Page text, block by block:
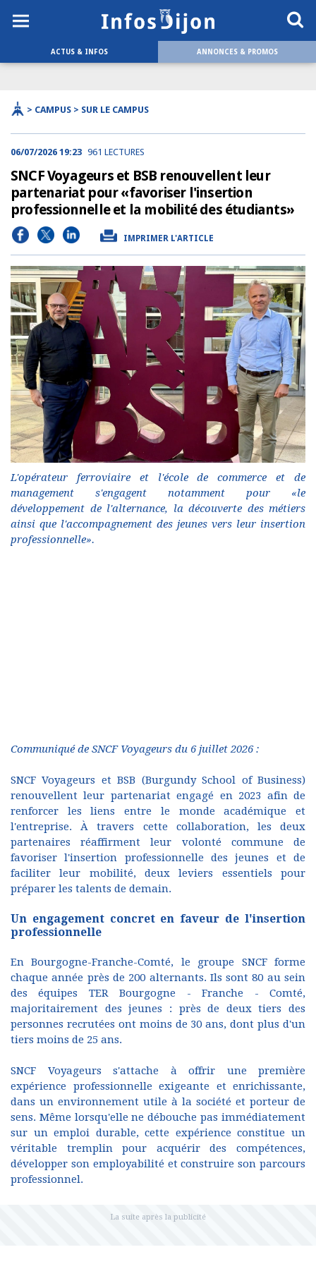
ACTUS & INFOS ANNONCES & PROMOS
> CAMPUS > SUR LE CAMPUS
06/07/2026 19:23 961 LECTURES
SNCF Voyageurs et BSB renouvellent leur
partenariat pour «favoriser l'insertion
professionnelle et la mobilité des étudiants»
IMPRIMER L'ARTICLE
L'opérateur ferroviaire et l'école de commerce et de
management s'engagent notamment pour «le
développement de l'alternance, la découverte des métiers
ainsi que l'accompagnement des jeunes vers leur insertion
professionnelle».
Communiqué de SNCF Voyageurs du 6 juillet 2026 :
SNCF Voyageurs et BSB (Burgundy School of Business)
renouvellent leur partenariat engagé en 2023 afin de
renforcer les liens entre le monde académique et
l'entreprise. À travers cette collaboration, les deux
partenaires réaffirment leur volonté commune de
favoriser l'insertion professionnelle des jeunes et de
faciliter leur mobilité, deux leviers essentiels pour
préparer les talents de demain.
Un engagement concret en faveur de l'insertion
professionnelle
En Bourgogne-Franche-Comté, le groupe SNCF forme
chaque année près de 200 alternants. Ils sont 80 au sein
des équipes TER Bourgogne - Franche - Comté,
majoritairement des jeunes : près de deux tiers des
personnes recrutées ont moins de 30 ans, dont plus d'un
tiers moins de 25 ans.
SNCF Voyageurs s'attache à offrir une première
expérience professionnelle exigeante et enrichissante,
dans un environnement utile à la société et porteur de
sens. Même lorsqu'elle ne débouche pas immédiatement
sur un emploi durable, cette expérience constitue un
véritable tremplin pour acquérir des compétences,
développer son employabilité et construire son parcours
professionnel.